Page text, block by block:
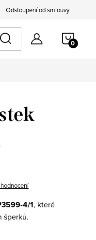
Odstoupení od smlouvy
4/1, které
šperků.